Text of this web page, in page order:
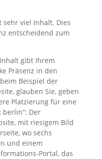
viel Inhalt. Dies
entscheidend zum
gibt Ihrem
Präsenz in den
Beispiel der
glauben Sie, geben
Platzierung für eine
berlin“: Der
mit riesigem Bild
wo sechs
und einem
Portal, das